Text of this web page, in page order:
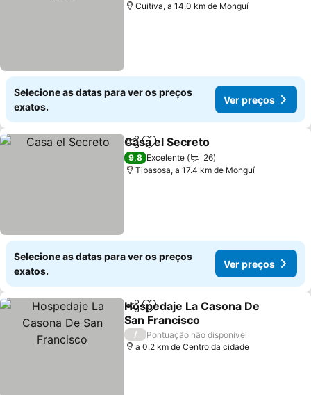
Cuitiva, a 14.0 km de Monguí
Selecione as datas para ver os preços
exatos.
Ver preços
PartilharAdicionar aos favoritos
Casa el Secreto
9,8 Excelente
26
Tibasosa, a 17.4 km de Monguí
Selecione as datas para ver os preços
exatos.
Ver preços
PartilharAdicionar aos favoritos
Hospedaje La Casona De
San Francisco
Ver preços
/
Pontuação não disponível
a 0.2 km de Centro da cidade